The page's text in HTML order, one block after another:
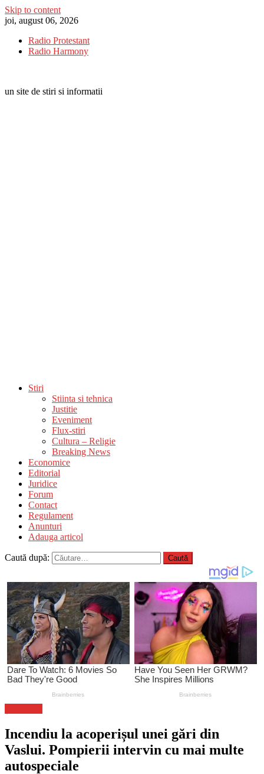
Skip to content
joi, august 06, 2026
Radio Protestant
Radio Harmony
un site de stiri si informatii
Stiri
Stiinta si tehnica
Justitie
Eveniment
Flux-stiri
Cultura – Religie
Breaking News
Economice
Editorial
Juridice
Forum
Contact
Regulament
Anunturi
Adauga articol
Caută după:
Incendiu la acoperișul unei gări din
Vaslui. Pompierii intervin cu mai multe
autospeciale